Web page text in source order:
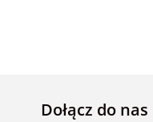
Dołącz do nas